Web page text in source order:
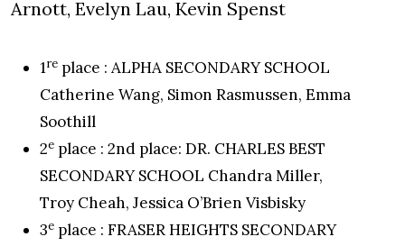
Arnott, Evelyn Lau, Kevin Spenst
1re place : ALPHA SECONDARY SCHOOL
Catherine Wang, Simon Rasmussen, Emma
Soothill
2e place : 2nd place: DR. CHARLES BEST
SECONDARY SCHOOL Chandra Miller,
Troy Cheah, Jessica O’Brien Visbisky
3e place : FRASER HEIGHTS SECONDARY